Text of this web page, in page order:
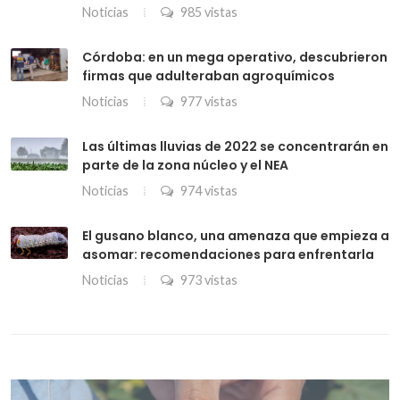
Noticias 985 vistas
Córdoba: en un mega operativo, descubrieron
firmas que adulteraban agroquímicos
Noticias 977 vistas
Las últimas lluvias de 2022 se concentrarán en
parte de la zona núcleo y el NEA
Noticias 974 vistas
El gusano blanco, una amenaza que empieza a
asomar: recomendaciones para enfrentarla
Noticias 973 vistas